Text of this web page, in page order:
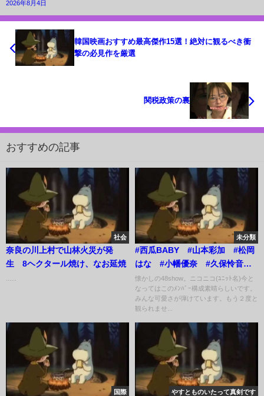
2026年8月4日
韓国映画おすすめ最高傑作15選！絶対に観るべき衝
撃の必見作を厳選
関税政策の裏
おすすめの記事
社会
奈良の川上村で山林火災が発
生 8ヘクタール焼け、なお延焼
未分類
#西瓜BABY #山本彩加 #松岡
はな #小幡優奈 #久保怜音
#akb48 #AKB48show
懐かしの48show。ニコニコ(ﾕﾆｯﾄ名)今と
なってはこのﾒﾝﾊﾞｰ構成素晴らしいです。
みんな可愛さが弾けています。もう２度と
観られませ...
国際 やすとものいたって真剣です